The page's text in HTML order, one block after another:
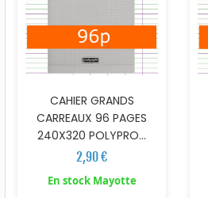
CAHIER GRANDS
CARREAUX 96 PAGES
240X320 POLYPRO...
2,90 €
En stock Mayotte